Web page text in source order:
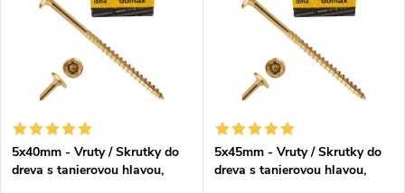
5x40mm - Vruty / Skrutky do
dreva s tanierovou hlavou,
5x45mm - Vruty / Skrutky do
dreva s tanierovou hlavou,